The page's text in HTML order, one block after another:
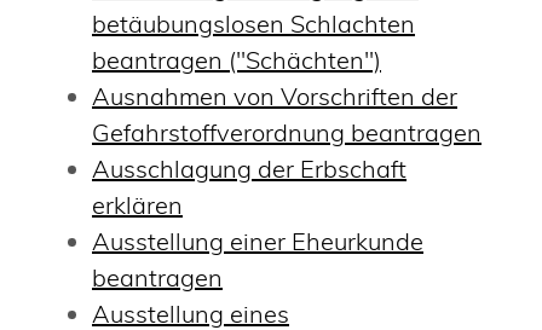
betäubungslosen Schlachten
beantragen ("Schächten")
Ausnahmen von Vorschriften der
Gefahrstoffverordnung beantragen
Ausschlagung der Erbschaft
erklären
Ausstellung einer Eheurkunde
beantragen
Ausstellung eines